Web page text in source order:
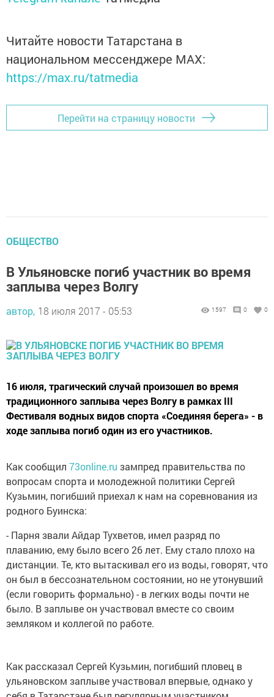
Читайте новости Татарстана в
национальном мессенджере MАХ:
https://max.ru/tatmedia
Перейти на страницу новости
ОБЩЕСТВО
В Ульяновске погиб участник во время
заплыва через Волгу
автор, 18 июля 2017 - 05:53 1597 0 0
16 июля, трагический случай произошел во время
традиционного заплыва через Волгу в рамках III
Фестиваля водных видов спорта «Соединяя берега» - в
ходе заплыва погиб один из его участников.
Как сообщил 73online.ru зампред правительства по
вопросам спорта и молодежной политики Сергей
Кузьмин, погибший приехал к нам на соревнования из
родного Буинска:
- Парня звали Айдар Тухветов, имел разряд по
плаванию, ему было всего 26 лет. Ему стало плохо на
дистанции. Те, кто вытаскивал его из воды, говорят, что
он был в бессознательном состоянии, но не утонувший
(если говорить формально) - в легких воды почти не
было. В заплыве он участвовал вместе со своим
земляком и коллегой по работе.
Как рассказал Сергей Кузьмин, погибший пловец в
ульяновском заплыве участвовал впервые, однако у